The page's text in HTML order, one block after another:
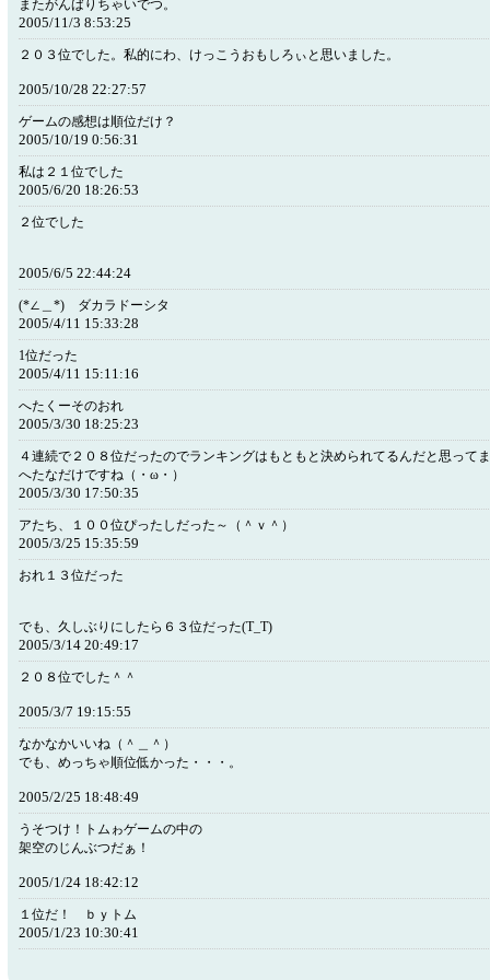
またがんばりちゃいでつ。
2005/11/3 8:53:25
２０３位でした。私的にわ、けっこうおもしろぃと思いました。
2005/10/28 22:27:57
ゲームの感想は順位だけ？
2005/10/19 0:56:31
私は２１位でした
2005/6/20 18:26:53
２位でした
2005/6/5 22:44:24
(*∠＿*) ダカラドーシタ
2005/4/11 15:33:28
1位だった
2005/4/11 15:11:16
へたくーそのおれ
2005/3/30 18:25:23
４連続で２０８位だったのでランキングはもともと決められてるんだと思って
へたなだけですね（・ω・）
2005/3/30 17:50:35
アたち、１００位ぴったしだった～（＾ｖ＾）
2005/3/25 15:35:59
おれ１３位だった
でも、久しぶりにしたら６３位だった(T_T)
2005/3/14 20:49:17
２０８位でした＾＾
2005/3/7 19:15:55
なかなかいいね（＾＿＾）
でも、めっちゃ順位低かった・・・。
2005/2/25 18:48:49
うそつけ！トムゎゲームの中の
架空のじんぶつだぁ！
2005/1/24 18:42:12
１位だ！ ｂｙトム
2005/1/23 10:30:41